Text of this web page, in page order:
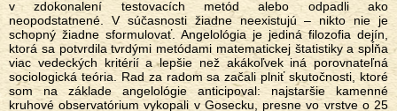
v zdokonalení testovacích metód alebo odpadli ako
neopodstatnené. V súčasnosti žiadne neexistujú – nikto nie je
schopný žiadne sformulovať. Angelológia je jediná filozofia dejín,
ktorá sa potvrdila tvrdými metódami matematickej štatistiky a spĺňa
viac vedeckých kritérií a lepšie než akákoľvek iná porovnateľná
sociologická teória. Rad za radom sa začali plniť skutočnosti, ktoré
som na základe angelológie anticipoval: najstaršie kamenné
kruhové observatórium vykopali v Gosecku, presne vo vrstve o 25